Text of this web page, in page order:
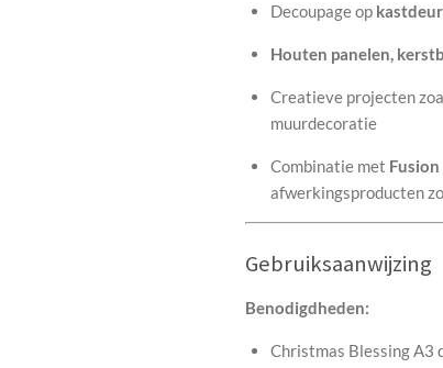
Decoupage op
Houten panelen,
Creatieve projecten
muurdecoratie
Combinatie met
afwerkingsproducten
Gebruiksaanwijzing
Benodigdheden:
Christmas Blessing A3